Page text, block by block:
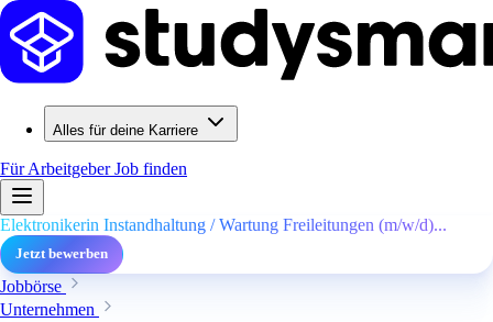
Alles für deine Karriere
Für ArbeitgeberJob finden
Elektronikerin Instandhaltung / Wartung Freileitungen (m/w/d)...
Jetzt bewerben
Jobbörse
Unternehmen